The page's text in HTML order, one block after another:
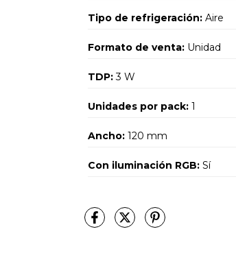
Tipo de refrigeración: Aire
Formato de venta: Unidad
TDP:3 W
Unidades por pack: 1
Ancho: 120 mm
Con iluminación RGB: Sí